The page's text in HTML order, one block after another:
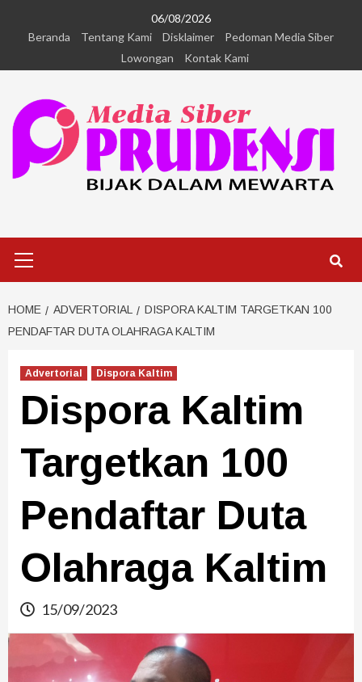
06/08/2026
Beranda
Tentang Kami Disklaimer
Pedoman Media Siber
Lowongan
Kontak Kami
HOME ADVERTORIAL
DISPORA KALTIM TARGETKAN 100
PENDAFTAR DUTA OLAHRAGA KALTIM
Advertorial Dispora Kaltim
Dispora Kaltim
Targetkan 100
Pendaftar Duta
Olahraga Kaltim
15/09/2023